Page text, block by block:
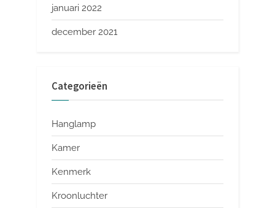
januari 2022
december 2021
Categorieën
Hanglamp
Kamer
Kenmerk
Kroonluchter